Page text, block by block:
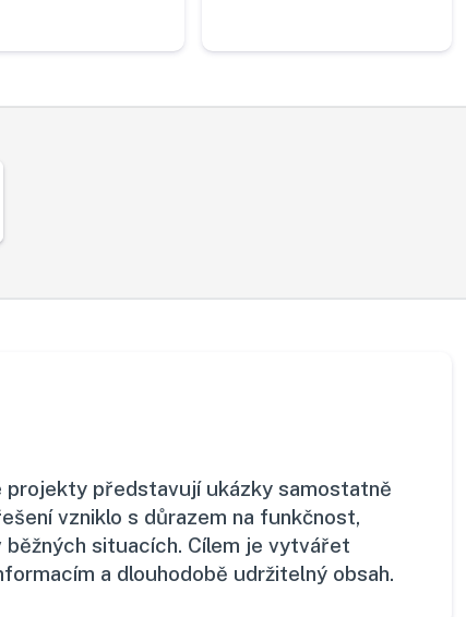
projekty představují ukázky samostatně
vzniklo s důrazem na funkčnost,
situacích. Cílem je vytvářet
a dlouhodobě udržitelný obsah.